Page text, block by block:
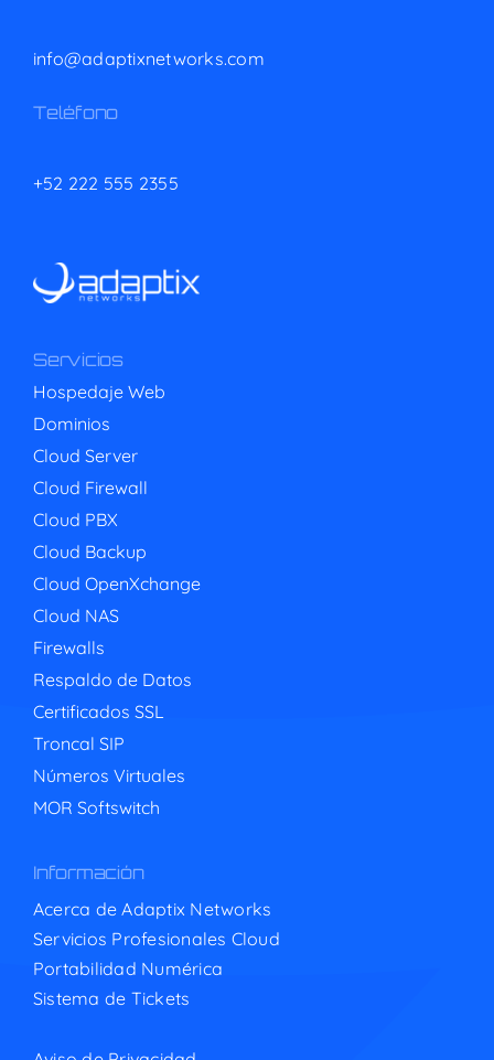
info@adaptixnetworks.com
Teléfono
+52 222 555 2355
Servicios
Hospedaje Web
Dominios
Cloud Server
Cloud Firewall
Cloud PBX
Cloud Backup
Cloud OpenXchange
Cloud NAS
Firewalls
Respaldo de Datos
Certificados SSL
Troncal SIP
Números Virtuales
MOR Softswitch
Información
Acerca de Adaptix Networks
Servicios Profesionales Cloud
Portabilidad Numérica
Sistema de Tickets